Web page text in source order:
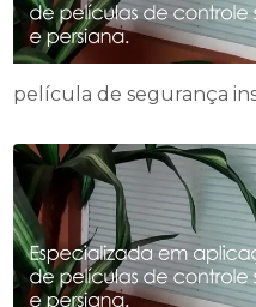
película de segurança